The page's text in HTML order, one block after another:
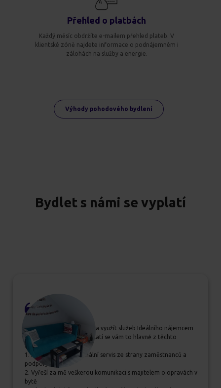
Přehled o platbách
Každý měsíc obdržíte e-mailem přehled plateb. V
klientské zóně najdete informace o podnájemném i
zálohách na služby a energie.
Výhody pohodového bydlení
Bydlet s námi se vyplatí
Pokud se rozhodujete, zda využít služeb Ideálního nájemcem
určitě jim dejte šanci, vyplatí se vám to hlavně z těchto
důvodů:
1. Příjemný a profesionální servis ze strany zaměstnanců a
podpory
2. Vyřeší za mě veškerou komunikaci s majitelem o opravách v
bytě